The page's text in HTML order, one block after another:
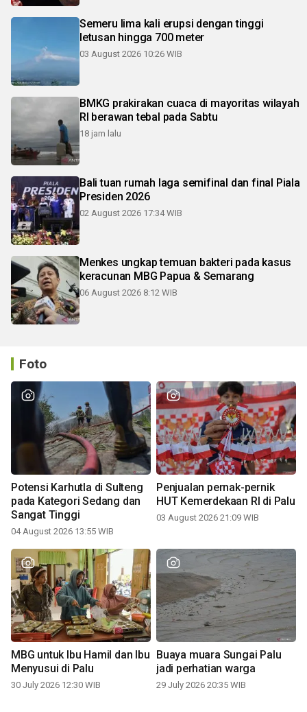
Semeru lima kali erupsi dengan tinggi
letusan hingga 700 meter
03 August 2026 10:26 WIB
BMKG prakirakan cuaca di mayoritas wilayah
RI berawan tebal pada Sabtu
18 jam lalu
Bali tuan rumah laga semifinal dan final Piala
Presiden 2026
02 August 2026 17:34 WIB
Menkes ungkap temuan bakteri pada kasus
keracunan MBG Papua & Semarang
06 August 2026 8:12 WIB
Foto
Potensi Karhutla di Sulteng
pada Kategori Sedang dan
Sangat Tinggi
04 August 2026 13:55 WIB
Penjualan pernak-pernik
HUT Kemerdekaan RI di Palu
03 August 2026 21:09 WIB
MBG untuk Ibu Hamil dan Ibu
Menyusui di Palu
30 July 2026 12:30 WIB
Buaya muara Sungai Palu
jadi perhatian warga
29 July 2026 20:35 WIB